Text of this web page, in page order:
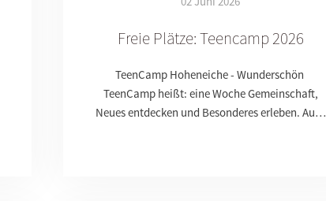
Freie Plätze: Teencamp 2026
TeenCamp Hoheneiche - Wunderschön
TeenCamp heißt: eine Woche Gemeinschaft,
Neues entdecken und Besonderes erleben. Au…